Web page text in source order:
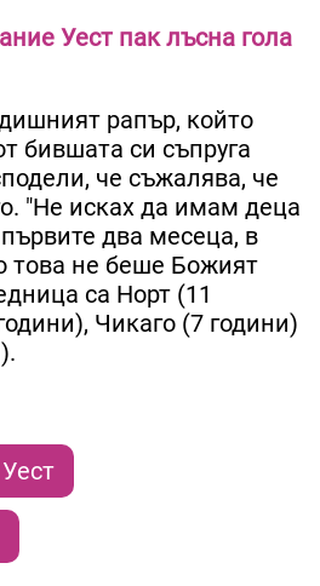
Уест пак лъсна гола
рапър, който
бившата си съпруга
че съжалява, че
"Не исках да имам деца
два месеца, в
това не беше Божият
са Норт (11
Чикаго (7 години)